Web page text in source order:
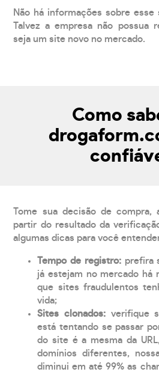
Não há informações sobre
Talvez a empresa não possua
seja um site novo no mercado.
Como
Tome sua decisão de compra,
partir do resultado da
algumas dicas para você
Tempo de registro: prefira
já estejam no mercado há
que sites fraudulentos
vida;
Sites clonados: verifique
está tentando se passar
do site é a mesma da
domínios diferentes,
diminui em até 99% as